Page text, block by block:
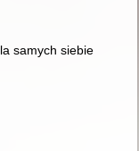
Piroddi ; ilustracje:
samych siebie : jak